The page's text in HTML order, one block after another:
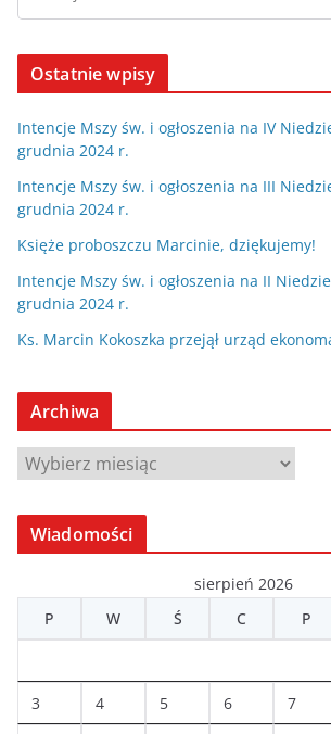
Ostatnie wpisy
Intencje Mszy św. i ogłoszenia na IV
grudnia 2024 r.
Intencje Mszy św. i ogłoszenia na III
grudnia 2024 r.
Księże proboszczu Marcinie, dziękujemy!
Intencje Mszy św. i ogłoszenia na II
grudnia 2024 r.
Ks. Marcin Kokoszka przejął urząd
Archiwa
A
r
c
w
Wiadomości
sierpień 2026
P
W Ś C P
3 4 5 6 7